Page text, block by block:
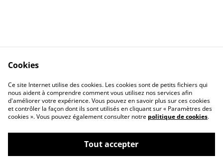
Contact Us
Legal Terms
Privacy Policy
Cookie Policy
Cookies
Ce site Internet utilise des cookies. Les cookies sont de petits fichiers qui
nous aident à comprendre comment vous utilisez nos services afin
d'améliorer votre expérience. Vous pouvez en savoir plus sur ces cookies
et contrôler la façon dont ils sont utilisés en cliquant sur « Paramètres des
cookies ». Vous pouvez également consulter notre politique de cookies.
Tout accepter